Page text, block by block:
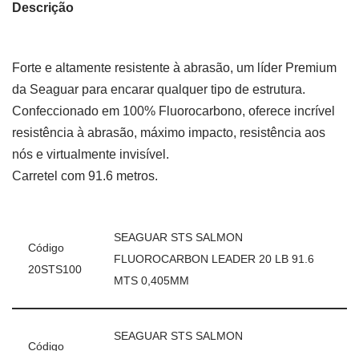
Descrição
Forte e altamente resistente à abrasão, um líder Premium
da Seaguar para encarar qualquer tipo de estrutura.
Confeccionado em 100% Fluorocarbono, oferece incrível
resistência à abrasão, máximo impacto, resistência aos
nós e virtualmente invisível.
Carretel com 91.6 metros.
Código
20STS100
SEAGUAR STS SALMON
FLUOROCARBON LEADER 20 LB 91.6
MTS 0,405MM
Código
SEAGUAR STS SALMON